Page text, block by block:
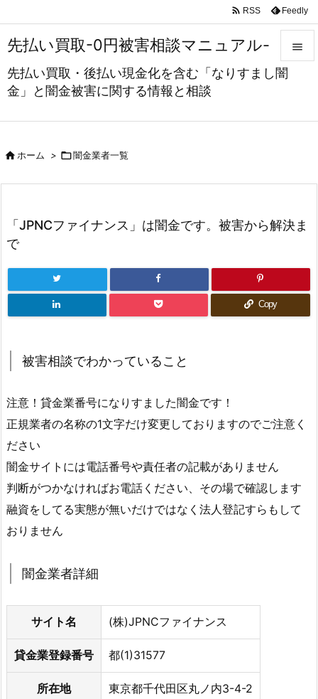
先払い買取-0円被害相談マニュアル-
先払い買取・後払い現金化を含む「なりすまし闇
金」と闇金被害に関する情報と相談


 RSS Feedly
 ホーム >  闇金業者一覧
「JPNCファイナンス」は闇金です。被害から解決ま
で
Copy
被害相談でわかっていること
注意！貸金業番号になりすました闇金です！
正規業者の名称の1文字だけ変更しておりますのでご注意く
ださい
闇金サイトには電話番号や責任者の記載がありません
判断がつかなければお電話ください、その場で確認します
融資をしてる実態が無いだけではなく法人登記すらもして
おりません
闇金業者詳細
サイト名 (株)JPNCファイナンス
貸金業登録番号 都(1)31577
所在地 東京都千代田区丸ノ内3-4-2